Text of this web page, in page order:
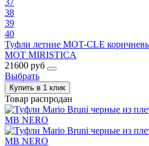
37
38
39
40
Туфли летние MOT-CLE
MOT MIRISTICA
21600 руб
Выбрать
Купить в 1 клик
Товар распродан